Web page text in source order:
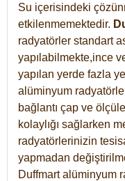
Su içerisindeki
etkilenmemektedir.
radyatörler standart
yapılabilmekte,ince
yapılan yerde fazla
alüminyum
bağlantı çap ve
kolaylığı sağlarken
radyatörlerinizin
yapmadan
Duffmart alüminyum